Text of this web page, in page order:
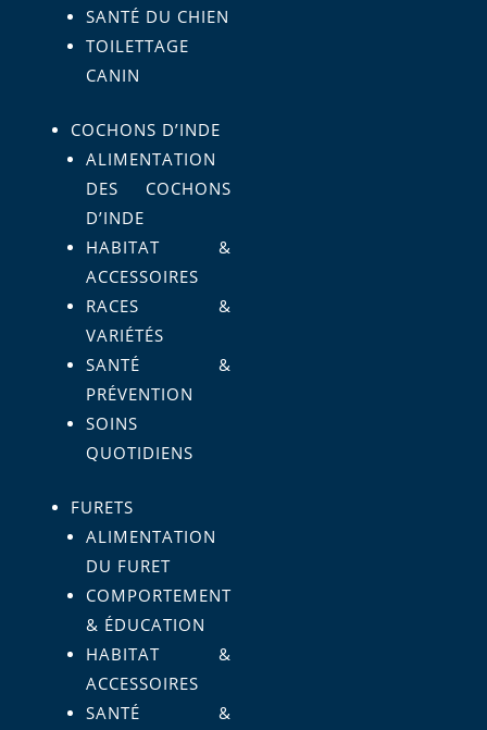
SANTÉ DU CHIEN
TOILETTAGE
CANIN
COCHONS D’INDE
ALIMENTATION
DES COCHONS
D’INDE
HABITAT &
ACCESSOIRES
RACES &
VARIÉTÉS
SANTÉ &
PRÉVENTION
SOINS
QUOTIDIENS
FURETS
ALIMENTATION
DU FURET
COMPORTEMENT
& ÉDUCATION
HABITAT &
ACCESSOIRES
SANTÉ &